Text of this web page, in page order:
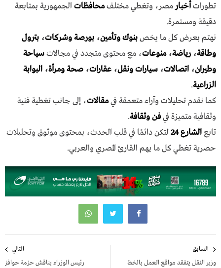
تطوراتأخبار مصر، وتغطي مختلفمحافظات الجمهورية بمتابعة
دقيقة ومستمرة.
نهتم بعرض كل ما يخصبنوك وتأمين، بورصة وشركات، بترول
وطاقة، رياضة،منوعات، مع محتوى متجدد في مجالاتسياحة
وطيران، اتصالات، سيارات ونقل، عقارات، صحة ومرأة، البوابة
الزراعية.
كما نقدم تحليلات وآراء متعمقة فيمقالات، إلى جانب تغطية فنية
وثقافية متميزة فيفن وثقافة.
تابعالشارع 24
لتكن دائمًا في قلب الحدث، بمحتوى موثوق وتحليلات
حصرية تغطي كل ما يهم القارئ المصري والعربي.
المقالات
السابق
وزير النقل يتفقد مواقع العمل بالخط
التالي
رئيس الوزراء يناقش حزمة حوافز